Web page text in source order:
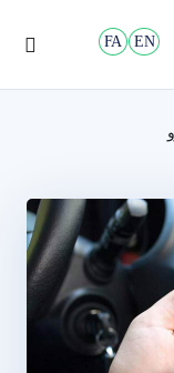
FA EN